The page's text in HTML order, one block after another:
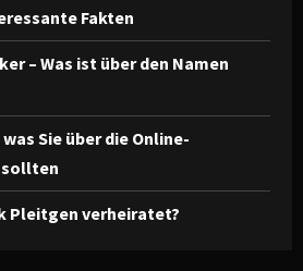
Fakten
– Was ist über den Namen
Sie über die Online-
sollten
Pleitgen verheiratet?